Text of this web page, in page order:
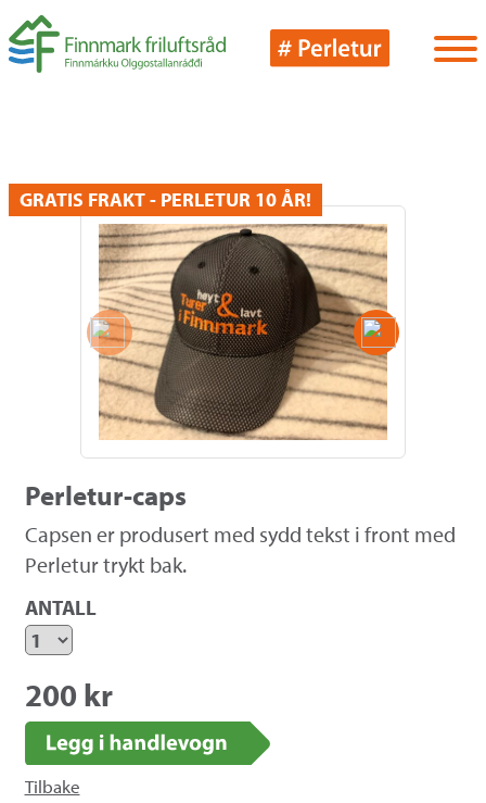
GRATIS FRAKT - PERLETUR 10 ÅR!
Perletur-caps
Capsen er produsert med sydd tekst i front med
Perletur trykt bak.
PERLETUR-CAPS
ANTALL
200 kr
Tilbake